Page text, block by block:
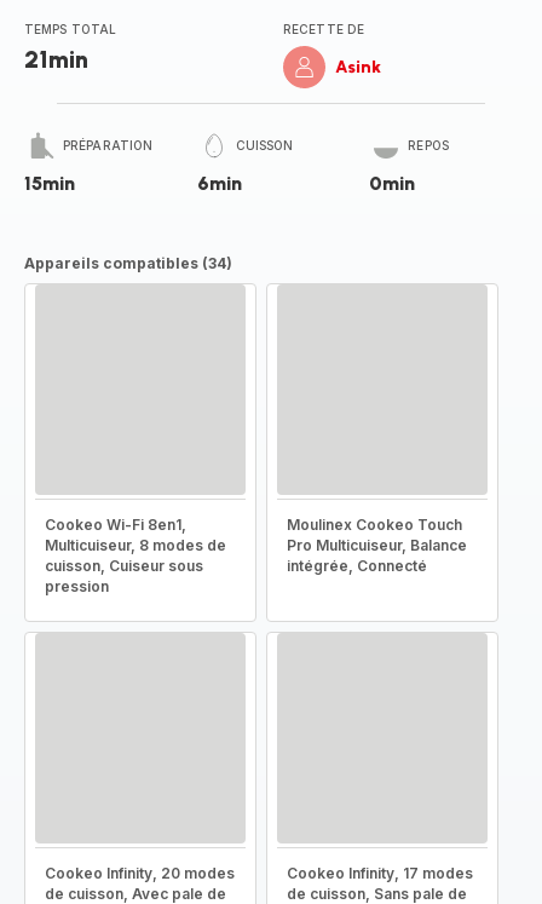
TEMPS TOTAL
21min
RECETTE DE
Asink
PRÉPARATION
15min
CUISSON
6min
REPOS
0min
Appareils compatibles (34)
Cookeo Wi-Fi 8en1,
Multicuiseur, 8 modes de
cuisson, Cuiseur sous
pression
Moulinex Cookeo Touch
Pro Multicuiseur, Balance
intégrée, Connecté
Cookeo Infinity, 20 modes
de cuisson, Avec pale de
Cookeo Infinity, 17 modes
de cuisson, Sans pale de